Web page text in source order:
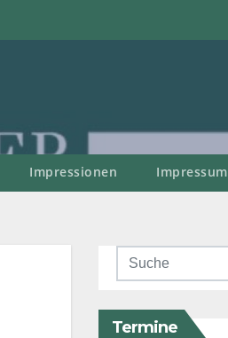
Impressionen Impressum
Termine